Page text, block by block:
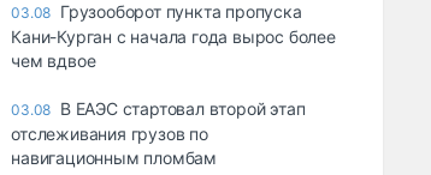
03.08 Грузооборот пункта пропуска
Кани-Курган с начала года вырос более
чем вдвое
03.08 В ЕАЭС стартовал второй этап
отслеживания грузов по
навигационным пломбам